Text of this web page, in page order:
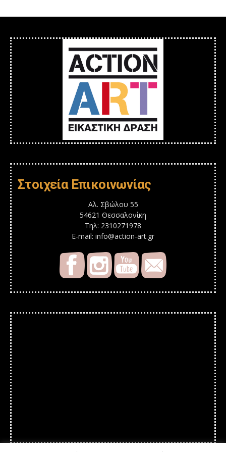
Στοιχεία Επικοινωνίας
Αλ. Σβώλου 55
54621 Θεσσαλονίκη
Τηλ: 2310271978
E-mail: info@action-art.gr